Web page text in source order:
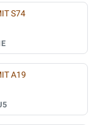
S74
A19